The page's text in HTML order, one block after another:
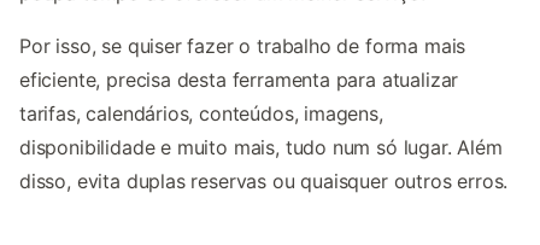
Por isso, se quiser fazer o trabalho de forma mais
eficiente, precisa desta ferramenta para atualizar
tarifas, calendários, conteúdos, imagens,
disponibilidade e muito mais, tudo num só lugar. Além
disso, evita duplas reservas ou quaisquer outros erros.